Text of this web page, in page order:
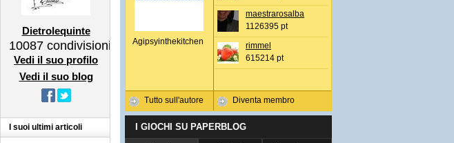
Dietrolequinte
10087 condivisioni
Vedi il suo profilo
Vedi il suo blog
I suoi ultimi articoli
Agipsyinthekitchen
Tutto sull'autore
maestrarosalba
1126395 pt
rimmel
615214 pt
Diventa membro
I GIOCHI SU PAPERBLOG